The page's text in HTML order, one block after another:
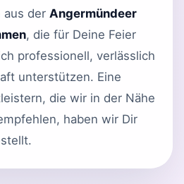
aus der Angermündeer
, die für Deine Feier
professionell, verlässlich
unterstützen. Eine
die wir in der Nähe
haben wir Dir